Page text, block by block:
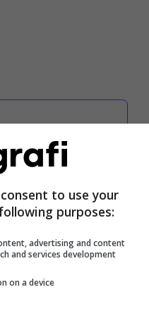
largimin nga
të sezonit
të mundshme.
e djathtë
zëvendësim i
to use your
purposes:
advertising and content
and services development
on a device